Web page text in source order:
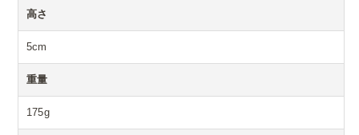
高さ
5cm
重量
175g